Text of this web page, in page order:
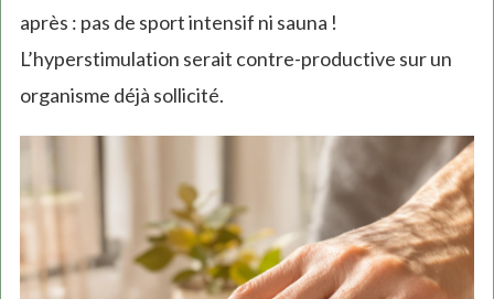
après : pas de sport intensif ni sauna !
L’hyperstimulation serait contre-productive sur un
organisme déjà sollicité.